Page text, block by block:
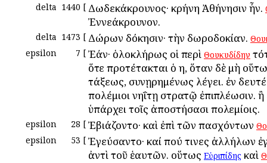
delta 1440 [ Δωδεκάκρουνος· κρήνη Ἀθήνησιν ἦν.
Ἐννεάκρουνον.
delta 1473 [ Δώρων δόκησιν· τὴν δωροδοκίαν.
epsilon
7 [ Ἐάν· ὁλοκλήρως οἱ περὶ Θουκυδίδην
ὅτε προτέτακται ὁ η, ὅταν δὲ μὴ
τάξεως, συνῃρημένως λέγει. ἐν
πολέμιοι νηΐτῃ στρατῷ ἐπιπλέωσιν.
ὑπάρχει τοῖς ἀποστήσασι πολεμίοις.
epsilon 28 [ Ἐβιάζοντο· καὶ ἐπὶ τῶν πασχόντων
epsilon
53 [ Ἐγεύσαντο· καί πού τινες ἀλλήλων
ἀντὶ τοῦ ἑαυτῶν. οὕτως Εὐριπίδης καὶ